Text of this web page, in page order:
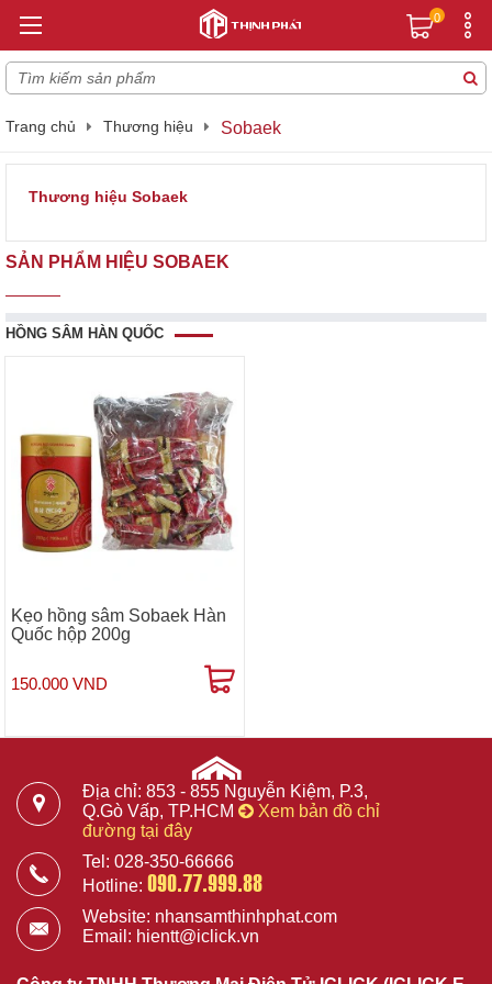
0
Trang chủ Thương hiệu Sobaek
Thương hiệu Sobaek
SẢN PHẨM HIỆU SOBAEK
HỒNG SÂM HÀN QUỐC
Kẹo hồng sâm Sobaek Hàn
Quốc hộp 200g
150.000 VND
Địa chỉ: 853 - 855 Nguyễn Kiệm, P.3,
Q.Gò Vấp, TP.HCM
Xem bản đồ chỉ
đường tại đây
Tel: 028-350-66666
Hotline: 090.77.999.88
Website: nhansamthinhphat.com
Email: hientt@iclick.vn